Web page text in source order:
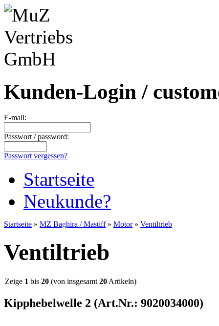
Kunden-Login /
E-mail:
Passwort / password:
Passwort vergessen?
Startseite
Neukunde?
Startseite » MZ Baghira / Mastiff» Motor» Ventiltrieb
Ventiltrieb
Zeige 1 bis 20 (von insgesamt 20 Artikeln)
Kipphebelwelle 2 (Art.Nr.: 9020034000)